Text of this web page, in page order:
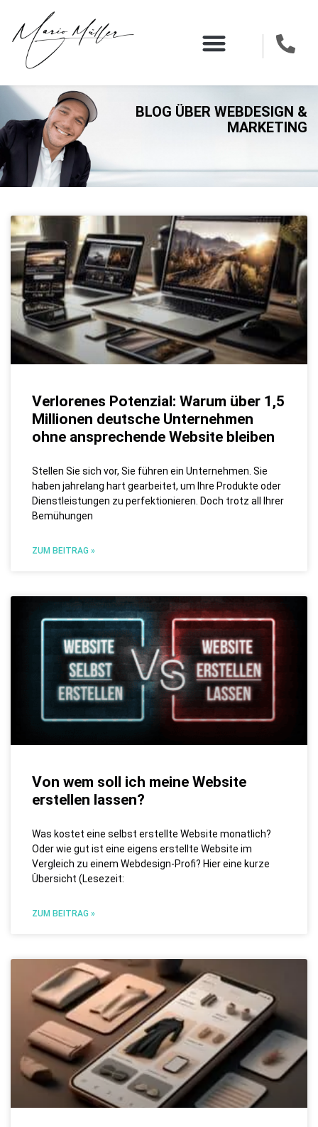
BLOG ÜBER WEBDESIGN &
MARKETING
Verlorenes Potenzial: Warum über 1,5
Millionen deutsche Unternehmen
ohne ansprechende Website bleiben
Stellen Sie sich vor, Sie führen ein Unternehmen. Sie
haben jahrelang hart gearbeitet, um Ihre Produkte oder
Dienstleistungen zu perfektionieren. Doch trotz all Ihrer
Bemühungen
ZUM BEITRAG »
Von wem soll ich meine Website
erstellen lassen?
Was kostet eine selbst erstellte Website monatlich?
Oder wie gut ist eine eigens erstellte Website im
Vergleich zu einem Webdesign-Profi? Hier eine kurze
Übersicht (Lesezeit:
ZUM BEITRAG »